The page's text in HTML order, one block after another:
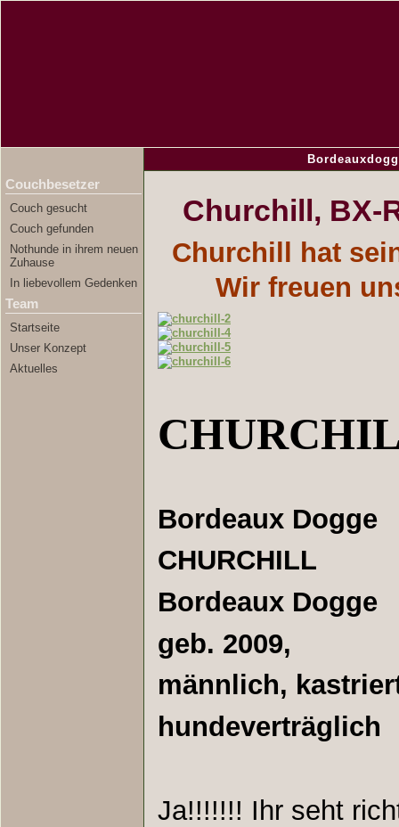
Couchbesetzer
Couch gesucht
Couch gefunden
Nothunde in ihrem neuen
Zuhause
In liebevollem Gedenken
Team
Startseite
Unser Konzept
Aktuelles
Churchill, BX-
Churchill hat
Wir freuen
Bordeaux Dogge
CHURCHILL
Bordeaux Dogge
geb. 2009,
männlich,
hundeverträglich
Ja!!!!!!! Ihr seht